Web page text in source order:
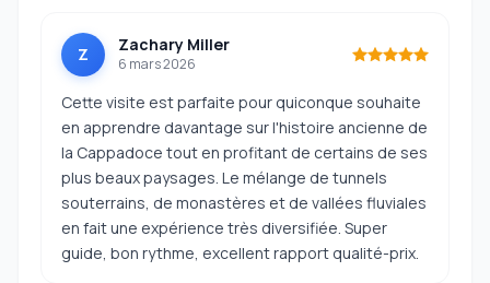
Z Zachary Miller
6 mars 2026
Cette visite est parfaite pour quiconque souhaite
en apprendre davantage sur l'histoire ancienne de
la Cappadoce tout en profitant de certains de ses
plus beaux paysages. Le mélange de tunnels
souterrains, de monastères et de vallées fluviales
en fait une expérience très diversifiée. Super
guide, bon rythme, excellent rapport qualité-prix.